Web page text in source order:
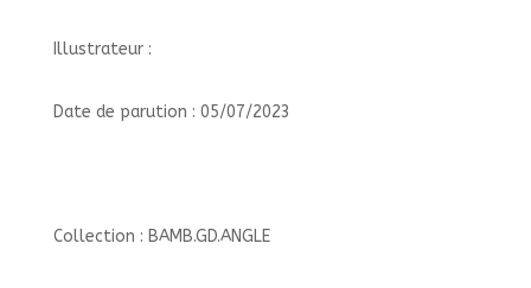
Illustrateur :
Date de parution : 05/07/2023
Collection : BAMB.GD.ANGLE